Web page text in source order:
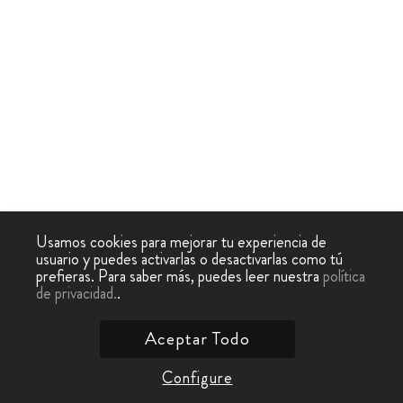
Usamos cookies para mejorar tu experiencia de
usuario y puedes activarlas o desactivarlas como tú
prefieras. Para saber más, puedes leer nuestrapolítica
de privacidad..
Configure
Aceptar Todo